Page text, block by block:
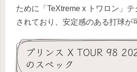
ために「TeXtreme x トワロン」テ
されており、安定感のある打球が
プリンス X TOUR 98
のスペック